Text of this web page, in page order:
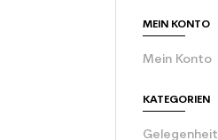
MEIN KONTO
Mein Konto
KATEGORIEN
Gelegenheit